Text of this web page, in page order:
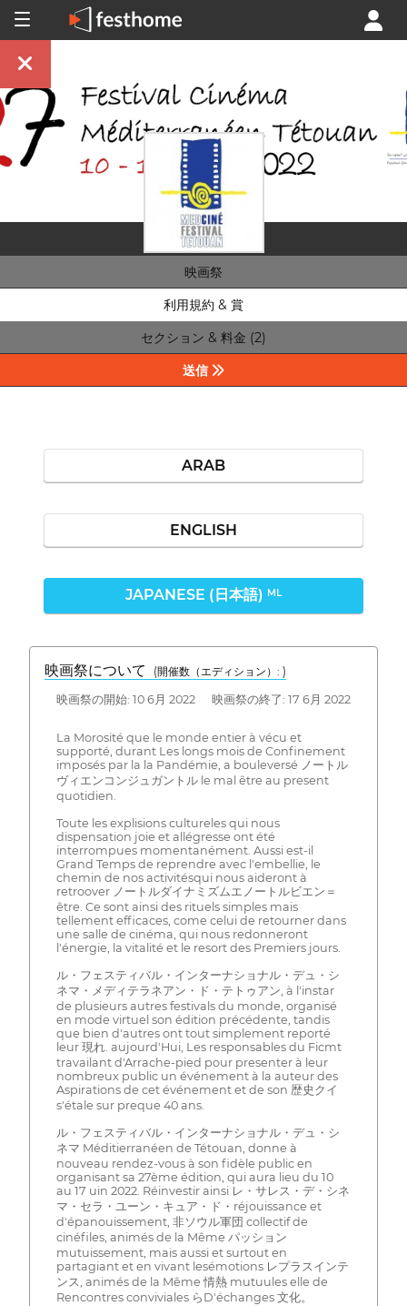
映画祭
利用規約 & 賞
セクション & 料金 (2)
送信
ARAB
ENGLISH
JAPANESE (日本語) ML
映画祭について (開催数（エディション）: )
映画祭の開始: 10 6月 2022 映画祭の終了: 17 6月 2022
La Morosité que le monde entier à vécu et
supporté, durant Les longs mois de Confinement
imposés par la la Pandémie, a bouleversé ノートル
ヴィエンコンジュガントル le mal être au present
quotidien.
Toute les explisions cultureles qui nous
dispensation joie et allégresse ont été
interrompues momentanément. Aussi est-il
Grand Temps de reprendre avec l'embellie, le
chemin de nos activitésqui nous aideront à
retroover ノートルダイナミズムエノートルビエン＝
être. Ce sont ainsi des rituels simples mais
tellement efficaces, come celui de retourner dans
une salle de cinéma, qui nous redonneront
l'énergie, la vitalité et le resort des Premiers jours.
ル・フェスティバル・インターナショナル・デュ・シ
ネマ・メディテラネアン・ド・テトゥアン, à l'instar
de plusieurs autres festivals du monde, organisé
en mode virtuel son édition précédente, tandis
que bien d'autres ont tout simplement reporté
leur 現れ. aujourd'Hui, Les responsables du Ficmt
travailant d'Arrache-pied pour presenter à leur
nombreux public un événement à la auteur des
Aspirations de cet événement et de son 歴史クイ
s'étale sur preque 40 ans.
ル・フェスティバル・インターナショナル・デュ・シ
ネマ Méditierranéen de Tétouan, donne à
nouveau rendez-vous à son fidèle public en
organisant sa 27ème édition, qui aura lieu du 10
au 17 uin 2022. Réinvestir ainsi レ・サレス・デ・シネ
マ・セラ・ユーン・キュア・ド・réjouissance et
d'épanouissement, 非ソウル軍団 collectif de
cinéfiles, animés de la Même パッション
mutuissement, mais aussi et surtout en
partagiant et en vivant lesémotions レプラスインテ
ンス, animés de la Même 情熱 mutuules elle de
Rencontres conviviales らD'échanges 文化。